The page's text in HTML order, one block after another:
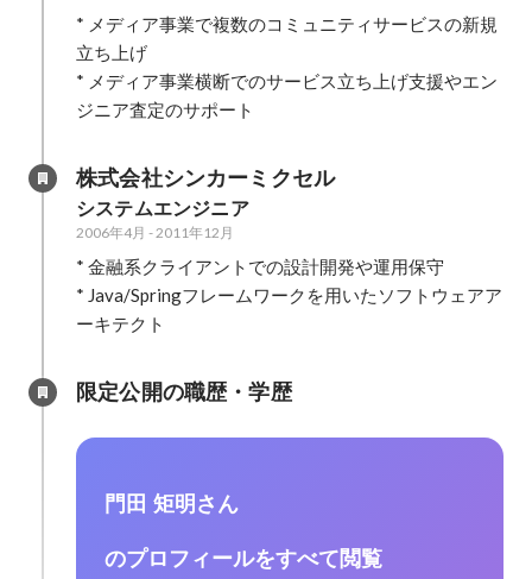
* メディア事業で複数のコミュニティサービスの新規
立ち上げ
* メディア事業横断でのサービス立ち上げ支援やエン
ジニア査定のサポート
株式会社シンカーミクセル
システムエンジニア
2006年4月 - 2011年12月
* 金融系クライアントでの設計開発や運用保守
* Java/Springフレームワークを用いたソフトウェアア
ーキテクト
限定公開の職歴・学歴
門田 矩明さん
のプロフィールをすべて閲覧